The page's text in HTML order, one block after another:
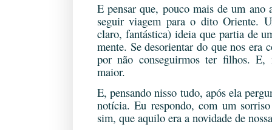
E pensar que, pouco mais de um ano
seguir viagem para o dito Oriente.
claro, fantástica) ideia que partia de
mente. Se desorientar do que nos
por não conseguirmos ter filhos.
maior.
E, pensando nisso tudo, após ela
notícia. Eu respondo, com um
sim, que aquilo era a novidade de